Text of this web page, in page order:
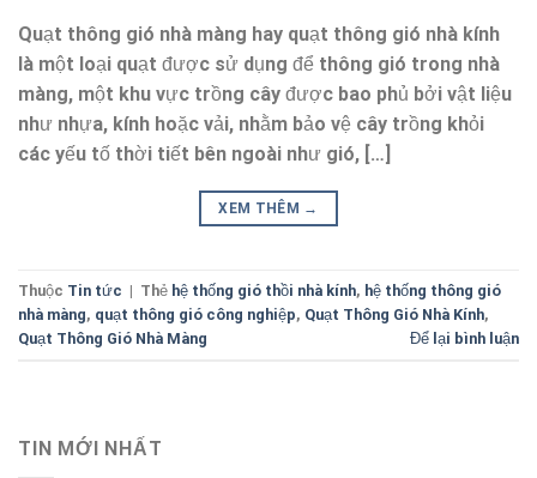
Quạt thông gió nhà màng hay quạt thông gió nhà kính
là một loại quạt được sử dụng để thông gió trong nhà
màng, một khu vực trồng cây được bao phủ bởi vật liệu
như nhựa, kính hoặc vải, nhằm bảo vệ cây trồng khỏi
các yếu tố thời tiết bên ngoài như gió, […]
XEM THÊM →
Thuộc Tin tức | Thẻ hệ thống gió thồi nhà kính, hệ thống thông gió
nhà màng, quạt thông gió công nghiệp, Quạt Thông Gió Nhà Kính,
Quạt Thông Gió Nhà Màng
Để lại bình luận
TIN MỚI NHẤT